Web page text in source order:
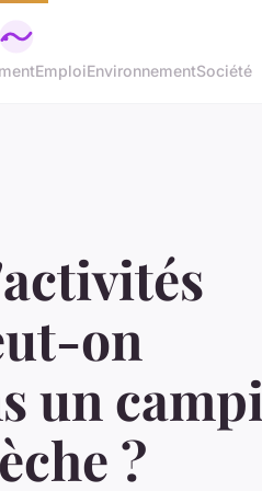
EmploiEnvironnementSociété
on
un
?